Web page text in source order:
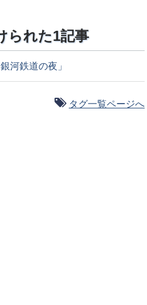
られた1記事
河鉄道の夜」
タグ一覧ページへ